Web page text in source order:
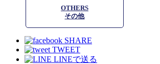
OTHERS
その他
SHARE
TWEET
LINEで送る